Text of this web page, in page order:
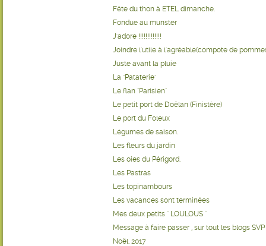
Fête du thon à ETEL dimanche.
Fondue au munster
J'adore !!!!!!!!!!!!!
Joindre l'utile à l'agréable(compote de
Juste avant la pluie
La "Pataterie"
Le flan "Parisien"
Le petit port de Doëlan (Finistère)
Le port du Foleux
Légumes de saison.
Les fleurs du jardin
Les oies du Périgord.
Les Pastras
Les topinambours
Les vacances sont terminées
Mes deux petits " LOULOUS "
Message à faire passer , sur tout les blogs SVP
Noël, 2017